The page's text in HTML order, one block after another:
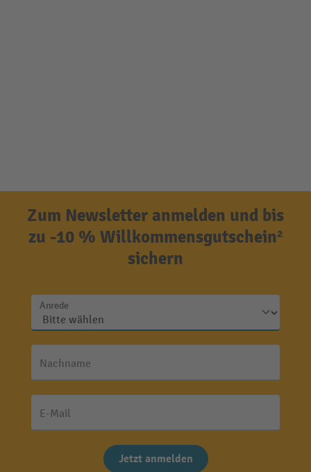
Zum Newsletter anmelden und bis
zu -10 % Willkommensgutschein²
sichern
Anrede
Nachname
E-Mail
Jetzt anmelden